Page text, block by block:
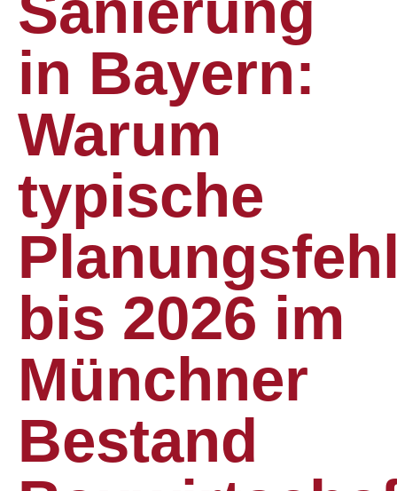
in Bayern:
Warum
typische
bis 2026 im
Münchner
Bestand